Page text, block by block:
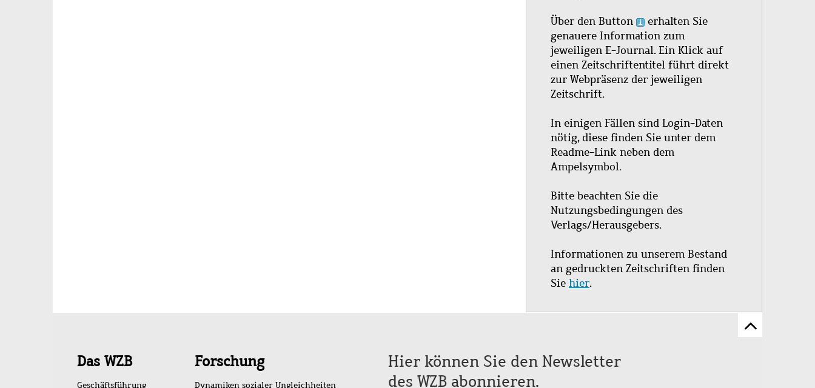
Über den Button
erhalten Sie
genauere Information zum
jeweiligen E-Journal. Ein Klick auf
einen Zeitschriftentitel führt direkt
zur Webpräsenz der jeweiligen
Zeitschrift.
In einigen Fällen sind Login-Daten
nötig, diese finden Sie unter dem
Readme-Link neben dem
Ampelsymbol.
Bitte beachten Sie die
Nutzungsbedingungen des
Verlags/Herausgebers.
Informationen zu unserem Bestand
an gedruckten Zeitschriften finden
Sie hier.
Zum
Schnellzugriff
Das WZB
Geschäftsführung
Forschung
Dynamiken sozialer Ungleichheiten
Hier können Sie den Newsletter
des WZB abonnieren.